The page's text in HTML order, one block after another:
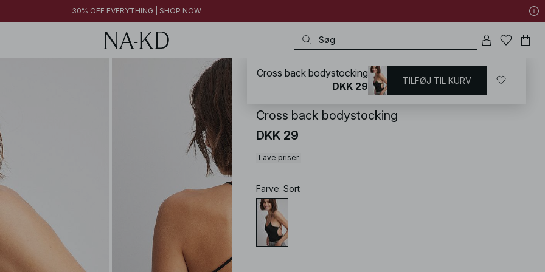
30% OFF EVERYTHING | SHOP NOW
T-shirts og Toppe / Bodysuits
Cross back bodystocking
DKK 29
Lave priser
Farve: Sort
Cross back bodystocking
DKK 29
TILFØJ TIL KURV